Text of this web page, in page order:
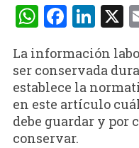
X
La información
ser conservada
establece la
en este artículo
debe guardar y por
conservar.